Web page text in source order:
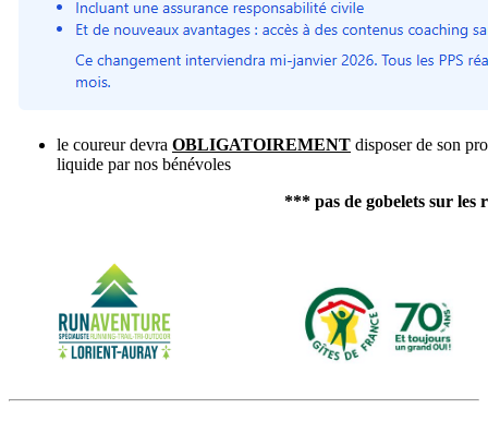
le coureur devra OBLIGATOIREMENT disposer de son
liquide par nos bénévoles
*** pas de gobelets sur